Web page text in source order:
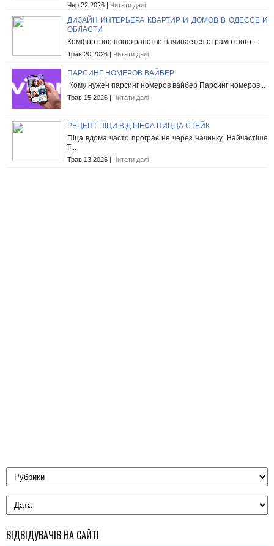
Чер 22 2026 | Читати далі
ДИЗАЙН ИНТЕРЬЕРА КВАРТИР И ДОМОВ В ОДЕССЕ И
ОБЛАСТИ
Комфортное пространство начинается с грамотного...
Трав 20 2026 | Читати далі
ПАРСИНГ НОМЕРОВ ВАЙБЕР
Кому нужен парсинг номеров вайбер Парсинг номеров...
Трав 15 2026 | Читати далі
РЕЦЕПТ ПІЦИ ВІД ШЕФА ПИЦЦА СТЕЙК
Піца вдома часто програє не через начинку. Найчастіше
її...
Трав 13 2026 | Читати далі
ВІДВІДУВАЧІВ НА САЙТІ